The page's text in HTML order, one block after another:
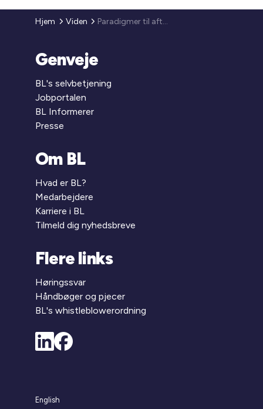
Hjem Viden Paradigmer til aftaler mellem den almene bygherre og den private bygherre
Genveje
BL's selvbetjening
Jobportalen
BL Informerer
Presse
Om BL
Hvad er BL?
Medarbejdere
Karriere i BL
Tilmeld dig nyhedsbreve
Flere links
Høringssvar
Håndbøger og pjecer
BL's whistleblowerordning
English